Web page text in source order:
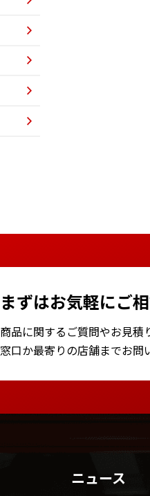
まずはお気軽にご
商品に関するご質問やお見積
窓口か最寄りの店舗までお問
ニュース